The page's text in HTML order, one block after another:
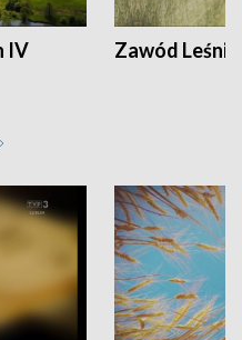
IV Zawód Leśnik